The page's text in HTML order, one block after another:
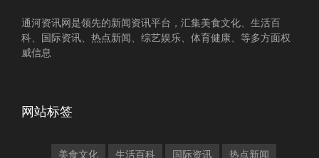
通河资讯网是领先的新闻资讯平台，汇集美食文化、生活百
科、国际资讯、热点新闻、综艺娱乐、体育健康、等多方面权
威信息
网站标签
美食文化 生活百科 国际资讯 热点新闻